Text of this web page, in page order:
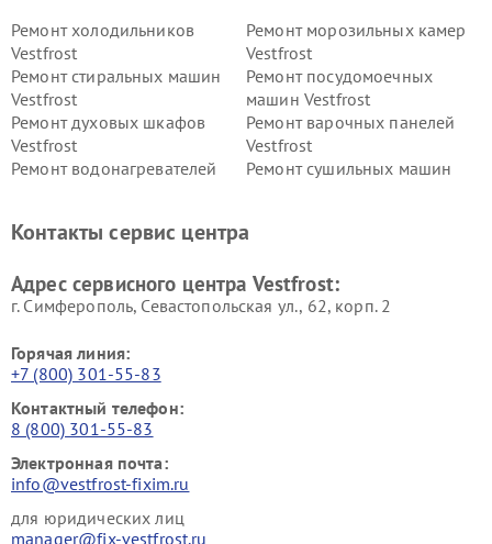
Ремонт холодильников
Vestfrost
Ремонт морозильных камер
Vestfrost
Ремонт стиральных машин
Vestfrost
Ремонт посудомоечных
машин Vestfrost
Ремонт духовых шкафов
Vestfrost
Ремонт варочных панелей
Vestfrost
Ремонт водонагревателей
Ремонт сушильных машин
Vestfrost
Контакты сервис центра
Адрес сервисного центра Vestfrost:
г. Симферополь, Севастопольская ул., 62, корп. 2
Горячая линия:
+7 (800) 301-55-83
Контактный телефон:
8 (800) 301-55-83
Электронная почта:
info@vestfrost-fixim.ru
для юридических лиц
manager@fix-vestfrost.ru